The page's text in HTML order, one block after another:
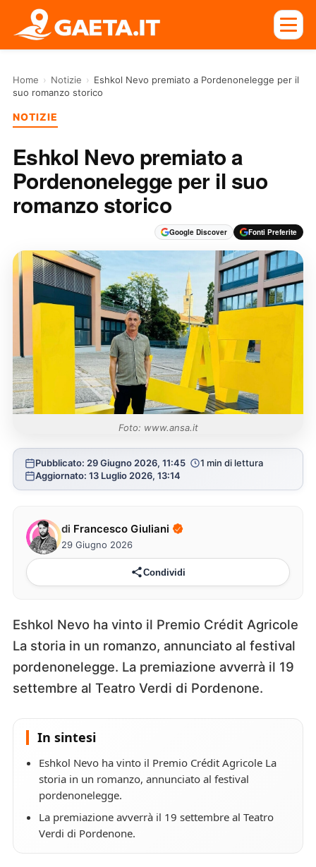
Home › Notizie › Eshkol Nevo premiato a Pordenonelegge per il
suo romanzo storico
NOTIZIE
Eshkol Nevo premiato a
Pordenonelegge per il suo
romanzo storico
Google Discover Fonti Preferite
Foto: www.ansa.it
Pubblicato: 29 Giugno 2026, 11:45
1 min di lettura
Aggiornato: 13 Luglio 2026, 13:14
di Francesco Giuliani
29 Giugno 2026
Condividi
Eshkol Nevo ha vinto il Premio Crédit Agricole
La storia in un romanzo, annunciato al festival
pordenonelegge. La premiazione avverrà il 19
settembre al Teatro Verdi di Pordenone.
In sintesi
Eshkol Nevo ha vinto il Premio Crédit Agricole La
storia in un romanzo, annunciato al festival
pordenonelegge.
La premiazione avverrà il 19 settembre al Teatro
Verdi di Pordenone.